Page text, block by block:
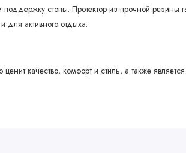
стопы. Протектор из прочной
для активного отдыха.
качество, комфорт и стиль, а также